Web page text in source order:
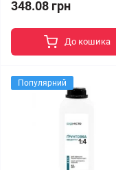
348.08 грн
До кошика
Популярний